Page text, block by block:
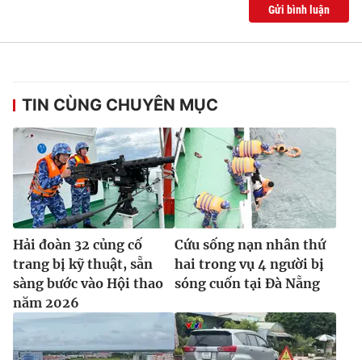
® Cấm sao chép dưới mọi hình thức nếu không có sự chấp
thuận bằng văn bản. Ghi rõ nguồn VTV.vn khi phát hành lại
thông tin từ website này.
Gửi bình luận
TIN CÙNG CHUYÊN MỤC
Hải đoàn 32 củng cố
trang bị kỹ thuật, sẵn
sàng bước vào Hội thao
năm 2026
Cứu sống nạn nhân thứ
hai trong vụ 4 người bị
sóng cuốn tại Đà Nẵng